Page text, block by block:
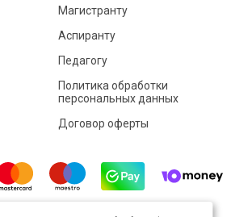
Магистранту
Аспиранту
Педагогу
Политика обработки
персональных данных
Договор оферты